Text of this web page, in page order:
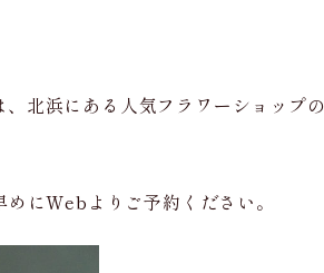
北浜にある人気フラワーショップの
にWebよりご予約ください。